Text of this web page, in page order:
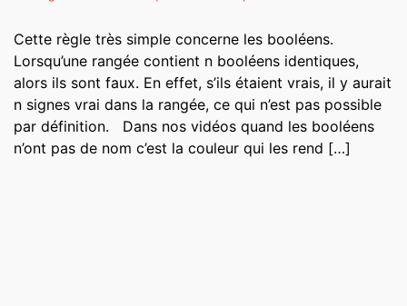
Cette règle très simple concerne les booléens.
Lorsqu’une rangée contient n booléens identiques,
alors ils sont faux. En effet, s’ils étaient vrais, il y aurait
n signes vrai dans la rangée, ce qui n’est pas possible
par définition. Dans nos vidéos quand les booléens
n’ont pas de nom c’est la couleur qui les rend […]